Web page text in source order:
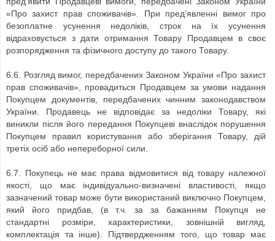
«Про захист прав споживачів». При пред’явленні вимог про
безоплатне усунення недоліків, строк на їх усунення
відраховується з дати отримання Товару Продавцем в своє
розпорядження та фізичного доступу до такого Товару.
6.6. Розгляд вимог, передбачених Законом України «Про захист
прав споживачів», провадиться Продавцем за умови надання
Покупцем документів, передбачених чинним законодавством
України. Продавець не відповідає за недоліки Товару, які
виникли після його передання Покупцеві внаслідок порушення
Покупцем правил користування або зберігання Товару, дій
третіх осіб або непереборної сили.
6.7.
Покупець не має права відмовитися від товару належної
якості, що має індивідуально-визначені властивості, якщо
зазначений товар може бути використаний виключно Покупцем,
який його придбав, (в т.ч. за за бажанням Покупця не
стандартні розміри, характеристики, зовнішній вигляд,
комплектація та інше).
Підтвердженням того, що товар має